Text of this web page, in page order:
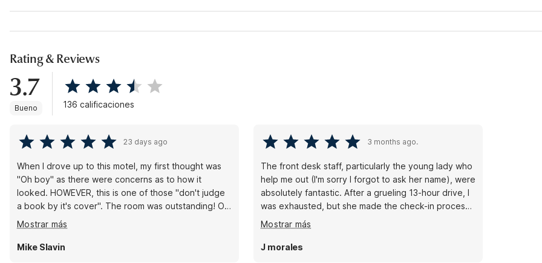
Rating & Reviews
3.7
Bueno 136 calificaciones
23 days ago
When I drove up to this motel, my first thought was
"Oh boy" as there were concerns as to how it
looked. HOWEVER, this is one of those "don't judge
a book by it's cover". The room was outstanding! Of
course there is a fridge, but it's what I would
consider full-size, not a mini-fridge. Of course a
microwave, but also a TOASTER which I did not
Mostrar más
Mike Slavin
3 months ago.
The front desk staff, particularly the young lady who
help me out (I'm sorry I forgot to ask her name), were
absolutely fantastic. After a grueling 13-hour drive, I
was exhausted, but she made the check-in process
seamless and efficient. Once I settled into my room, I
was impressed by the cleanliness and the
abundance of towels provided. Studio 6 exceeded
Mostrar más
J morales